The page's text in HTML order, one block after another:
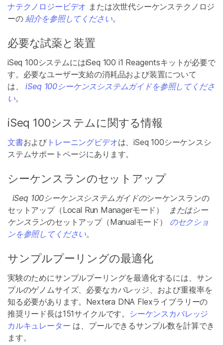
ナテクノロジービデオ または次世代シーケンステクノロジ
ーの紹介を参照してください。
必要な試薬と装置
iSeq 100システムにはiSeq 100 i1 Reagentsキットが必要で
す。必要なユーザー支給の消耗品および装置について
は、iSeq 100シーケンスシステムガイドを参照してくださ
い。
iSeq 100システムに関する情報
文書および トレーニングビデオは、iSeq 100シーケンスシ
ステムサポートページにあります。
シーケンスランのセットアップ
iSeq 100シーケンスシステムガイドのシーケンスランの
セットアップ（Local Run Managerモード）
またはシー
ケンスランのセットアップ（Manualモード）
のセクショ
ンを参照してください。
サンプルプーリングの最適化
実験のためにサンプルプーリングを最適化するには、サン
プルのゲノムサイズ、必要なカバレッジ、および重複率を
知る必要があります。Nextera DNA Flexライブラリーの
推奨リード長は151サイクルです。 シーケンスカバレッジ
カルキュレーター は、プールできるサンプル数を計算でき
ます。